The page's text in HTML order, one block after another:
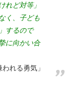
れど対等」
く、子ども
するので
に向かい合
われる勇気」